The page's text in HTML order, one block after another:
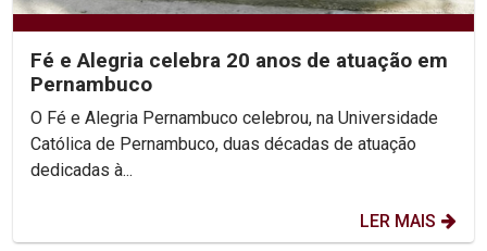
Fé e Alegria celebra 20 anos de atuação em
Pernambuco
O Fé e Alegria Pernambuco celebrou, na Universidade
Católica de Pernambuco, duas décadas de atuação
dedicadas à...
LER MAIS